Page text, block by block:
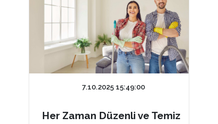
7.10.2025 15:49:00
Her Zaman Düzenli ve Temiz